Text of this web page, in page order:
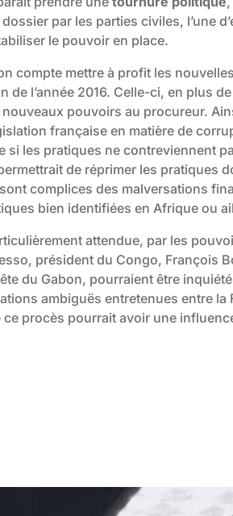
par les parties civiles, l’une
le pouvoir en place.
compte mettre à profit les
de l’année 2016. Celle-ci, en plus de
pouvoirs au procureur.
française en matière de
si les pratiques ne contreviennent
de réprimer les pratiques
complices des malversations
bien identifiées en Afrique ou
attendue, par les
président du Congo, François
du Gabon, pourraient être
ambiguës entretenues entre la
procès pourrait avoir une